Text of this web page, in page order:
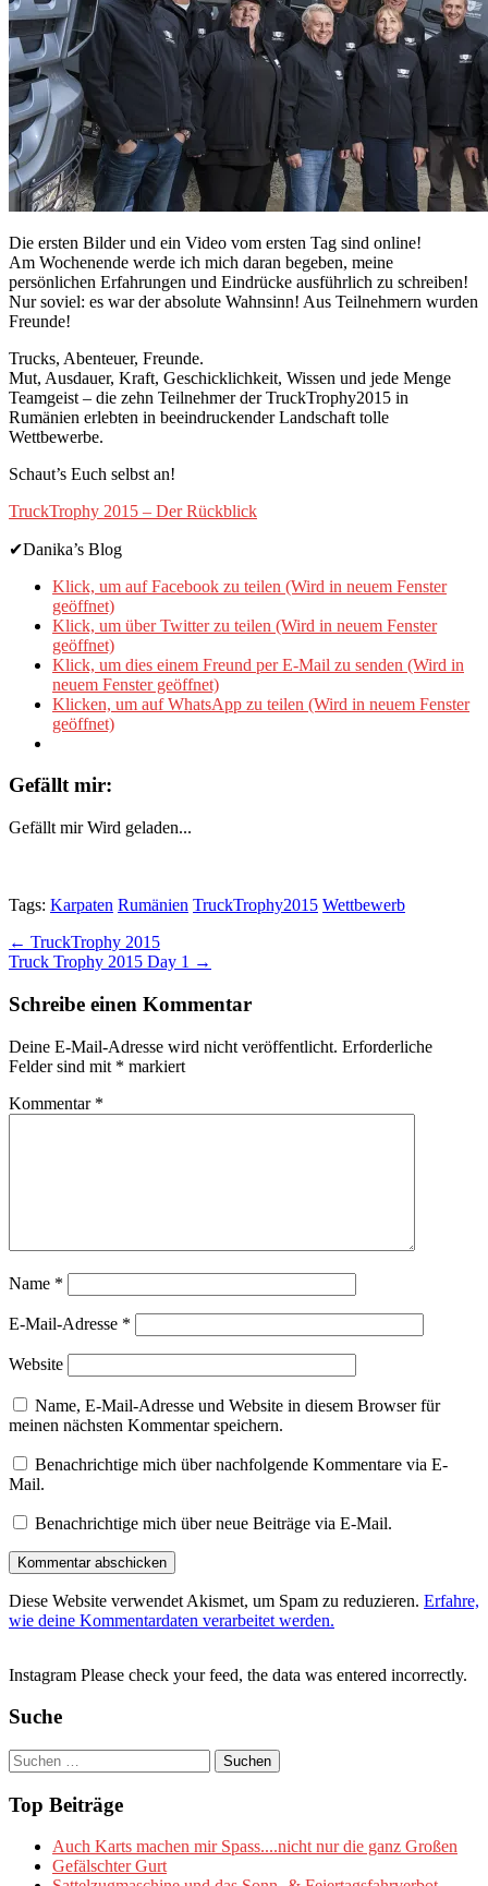
Die ersten Bilder und ein Video vom ersten Tag sind online!
Am Wochenende werde ich mich daran begeben, meine
persönlichen Erfahrungen und Eindrücke ausführlich zu schreiben!
Nur soviel: es war der absolute Wahnsinn! Aus Teilnehmern wurden
Freunde!
Trucks, Abenteuer, Freunde.
Mut, Ausdauer, Kraft, Geschicklichkeit, Wissen und jede Menge
Teamgeist – die zehn Teilnehmer der TruckTrophy2015 in
Rumänien erlebten in beeindruckender Landschaft tolle
Wettbewerbe.
Schaut’s Euch selbst an!
TruckTrophy 2015 – Der Rückblick
✔Danika’s Blog
Klick, um auf Facebook zu teilen (Wird in neuem Fenster
geöffnet)
Klick, um über Twitter zu teilen (Wird in neuem Fenster
geöffnet)
Klick, um dies einem Freund per E-Mail zu senden (Wird in
neuem Fenster geöffnet)
Klicken, um auf WhatsApp zu teilen (Wird in neuem Fenster
geöffnet)
Gefällt mir:
Gefällt mir Wird geladen...
Tags: Karpaten Rumänien TruckTrophy2015 Wettbewerb
Post
navigation
← TruckTrophy 2015
Truck Trophy 2015 Day 1 →
Schreibe einen Kommentar
Deine E-Mail-Adresse wird nicht veröffentlicht. Erforderliche
Felder sind mit * markiert
Kommentar *
Name *
E-Mail-Adresse *
Website
Name, E-Mail-Adresse und Website in diesem Browser für
meinen nächsten Kommentar speichern.
Benachrichtige mich über nachfolgende Kommentare via E-
Mail.
Benachrichtige mich über neue Beiträge via E-Mail.
Diese Website verwendet Akismet, um Spam zu reduzieren. Erfahre,
wie deine Kommentardaten verarbeitet werden.
Instagram Please check your feed, the data was entered incorrectly.
Suche
Suchen
nach:
Top Beiträge
Auch Karts machen mir Spass....nicht nur die ganz Großen
Gefälschter Gurt